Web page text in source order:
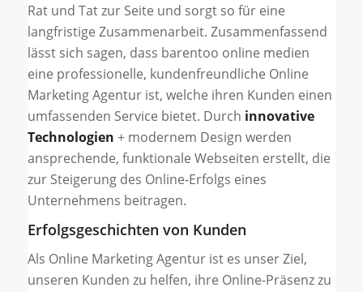
Rat und Tat zur Seite und sorgt so für eine
langfristige Zusammenarbeit. Zusammenfassend
lässt sich sagen, dass barentoo online medien
eine professionelle, kundenfreundliche Online
Marketing Agentur ist, welche ihren Kunden einen
umfassenden Service bietet. Durch innovative
Technologien + modernem Design werden
ansprechende, funktionale Webseiten erstellt, die
zur Steigerung des Online-Erfolgs eines
Unternehmens beitragen.
Erfolgsgeschichten von Kunden
Als Online Marketing Agentur ist es unser Ziel,
unseren Kunden zu helfen, ihre Online-Präsenz zu